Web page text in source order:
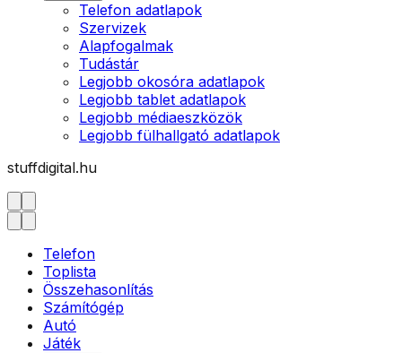
Telefon adatlapok
Szervizek
Alapfogalmak
Tudástár
Legjobb okosóra adatlapok
Legjobb tablet adatlapok
Legjobb médiaeszközök
Legjobb fülhallgató adatlapok
stuffdigital.hu
Telefon
Toplista
Összehasonlítás
Számítógép
Autó
Játék